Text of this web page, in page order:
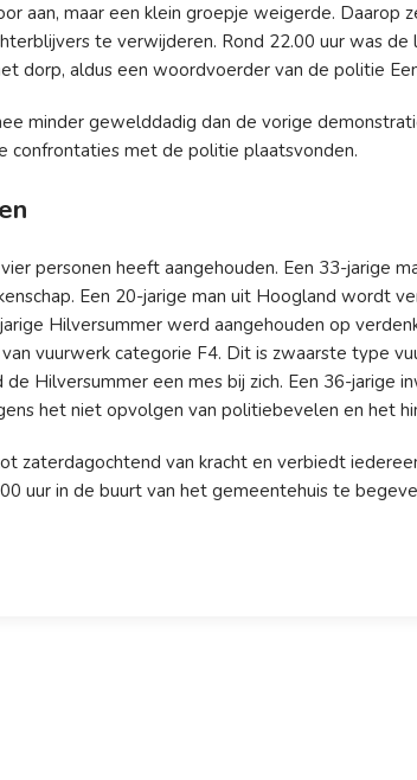
aan, maar een klein groepje weigerde. Daarop
te verwijderen. Rond 22.00 uur was
dorp, aldus een woordvoerder van de politie
minder gewelddadig dan de vorige
confrontaties met de politie plaatsvonden.
personen heeft aangehouden. Een 33-jarige
Een 20-jarige man uit Hoogland wordt
Hilversummer werd aangehouden op
vuurwerk categorie F4. Dit is zwaarste type
Hilversummer een mes bij zich. Een 36-jarige
het niet opvolgen van politiebevelen en het
zaterdagochtend van kracht en verbiedt
uur in de buurt van het gemeentehuis te